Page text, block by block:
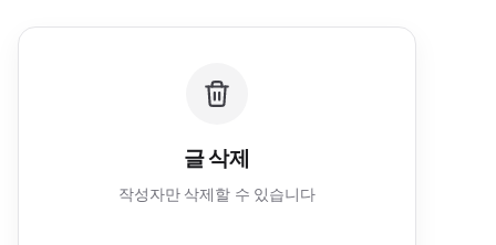
글 삭제
작성자만 삭제할 수 있습니다